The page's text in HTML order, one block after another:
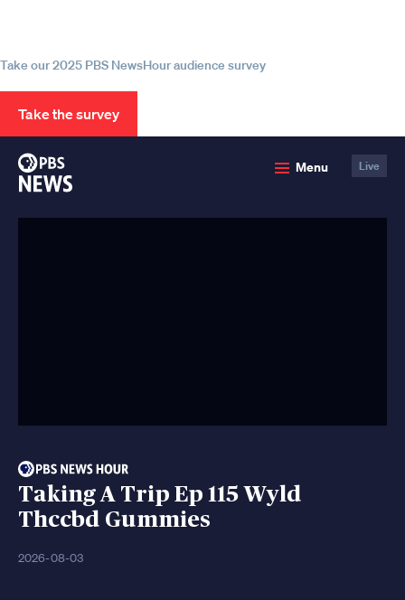
Take our 2025 PBS NewsHour audience survey
Take the survey
Menu Live
Taking A Trip Ep 115 Wyld
Thccbd Gummies
2026-08-03